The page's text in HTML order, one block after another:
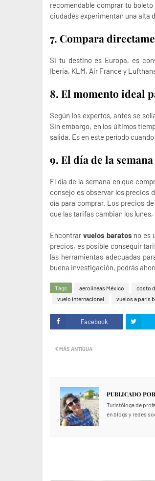
recomendable comprar tu
ciudades experimentan una alta
7. Compara
Si tu destino es Europa, es
Iberia, KLM, Air France y
8. El momento ideal
Según los expertos, antes se
Sin embargo, en los últimos
salida. Es en este período
9. El día de la
El día de la semana en que
consejo es observar los precios
día para comprar. Los precios
que las tarifas cambian los
Encontrar vuelos baratos no es
precios, es posible conseguir
las herramientas adecuadas
buena investigación, podrás
Tags aerolíneas México costo
vuelo internacional
vuelos a paris
Facebook
MÁS ANTIGUA
PUBLICADO POR
Turistóloga de
en blogs y redes